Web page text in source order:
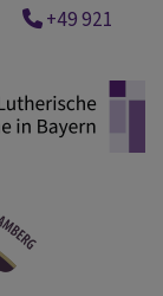
+49 921